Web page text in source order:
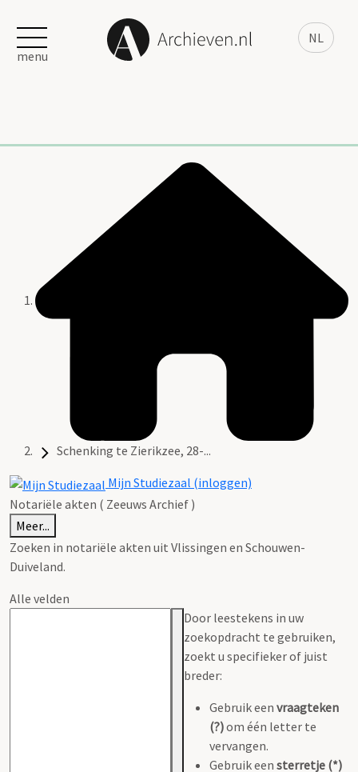
NL
menu
Schenking te Zierikzee, 28-...
Mijn Studiezaal (inloggen)
Notariële akten ( Zeeuws Archief )
Meer...
Zoeken in notariële akten uit Vlissingen en Schouwen-
Duiveland.
Alle velden
Door leestekens in uw
zoekopdracht te gebruiken,
zoekt u specifieker of juist
breder:
Gebruik een vraagteken
(?)om één letter te
vervangen.
Gebruik een sterretje (*)